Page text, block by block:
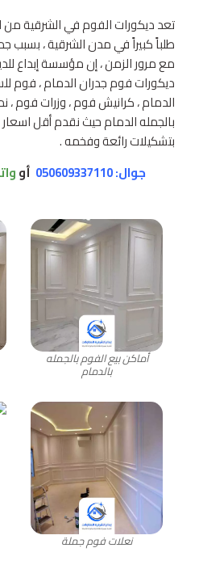
تعد ديكورات الفوم في الشرقية من
طلباً كبيراً في مدن الشرقية ، بسبب
مع مرور الزمن ، إن مؤسسة إبداع
ديكورات فوم جدران الدمام ، فوم
الدمام ، كرانيش فوم ، وزرات فوم
بالجمله الدمام حيث نقدم أقل اسعار
بتشكيلات رائعة وفخمه .
جوال: 050609337110
أو
أماكن بيع الفوم بالجمله
بالدمام
نعلات فوم جملة